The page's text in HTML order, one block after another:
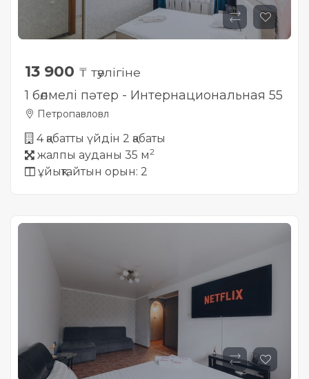
13 900 ₸ тәулігіне
1 бөлмелі пәтер - Интернациональная 55
Петропавловл
4 қабатты үйдін 2 қабаты
жалпы ауданы 35 м2
ұйықтайтын орын: 2